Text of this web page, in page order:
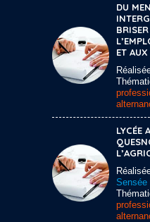
DU
ET
LYCÉE
Sensée